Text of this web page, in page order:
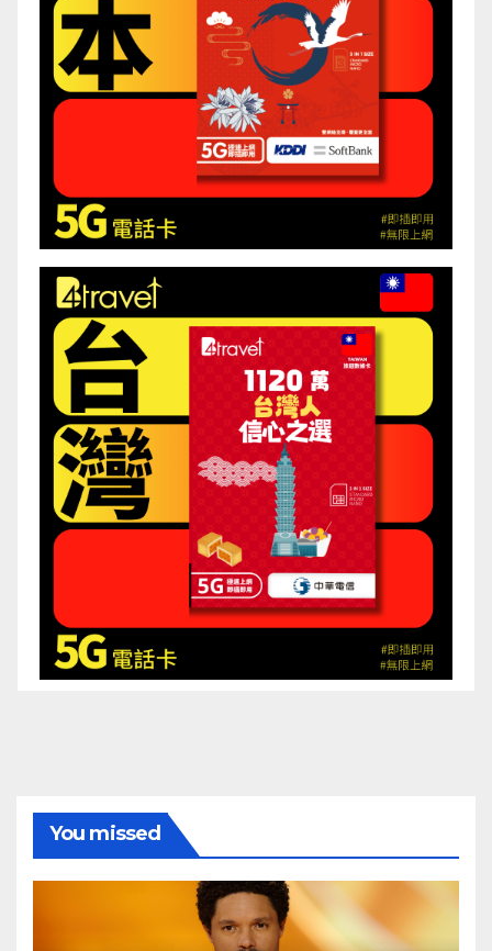
You missed